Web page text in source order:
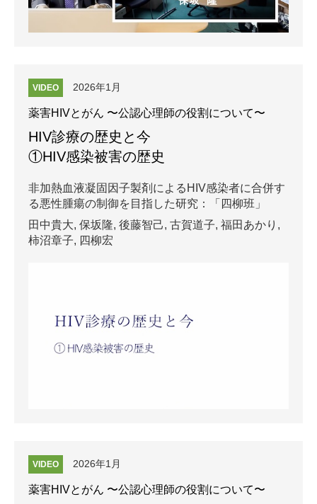
VIDEO 2026年1月
薬害HIVとがん 〜公認心理師の役割について〜
HIV診療の歴史と今
①HIV感染被害の歴史
非加熱血液凝固因子製剤によるHIV感染者に合併す
る悪性腫瘍の制御を目指した研究：「四柳班」
田中貴大, 保坂隆, 後藤智己, 古賀道子, 福田あかり,
柿沼章子, 四柳宏
VIDEO 2026年1月
薬害HIVとがん 〜公認心理師の役割について〜